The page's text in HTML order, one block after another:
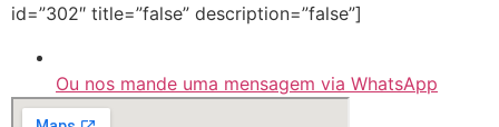
id=”302″ title=”false” description=”false”]
Ou nos mande uma mensagem via WhatsApp